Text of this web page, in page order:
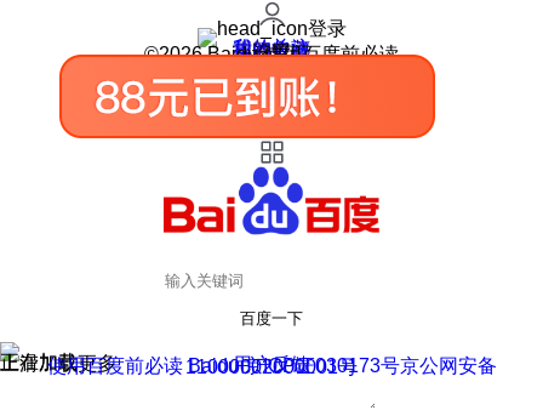
登录
我的关注
我的收藏
皮肤中心
用户反馈
设置
©2026 Baidu 使用百度前必读
百度一下
正在加载
上滑加载更多 用户反馈
使用百度前必读 Baidu 京ICP证030173号
京公网安备11000002000001号